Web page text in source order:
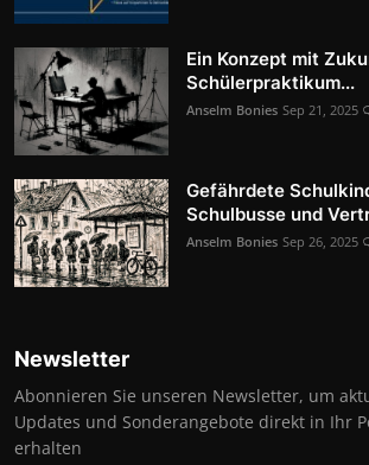
Ein Konzept mit
Schülerpraktikum...
Anselm Bonies Sep 21, 2025
Gefährdete
Schulbusse und
Anselm Bonies Sep 26, 2025
Newsletter
Abonnieren Sie unseren Newsletter, um
Updates und Sonderangebote direkt in Ihr
erhalten